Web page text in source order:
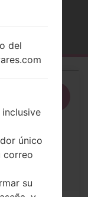
del
único
correo
su